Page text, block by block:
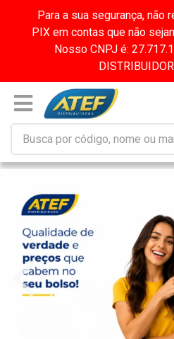
Para a sua segurança, não
PIX em contas que não
Nosso CNPJ é: